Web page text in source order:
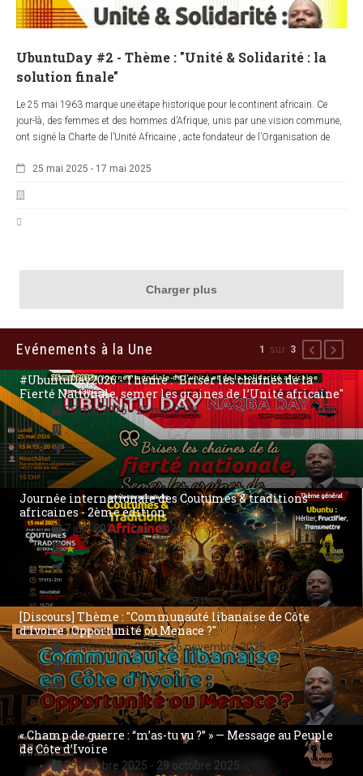
UbuntuDay #2 - Thème : "Unité & Solidarité : la
solution finale"
Le 25 mai 1963 marque une étape historique pour le continent africain. Ce
jour-là, des femmes et des hommes d’Afrique, unis par une vision commune,
ont signé la Charte de l’Unité Africaine , acte fondateur de l’Organisation de
conscience collective, a jeté les bases d’un cadre institutionnel essentiel pour
coordonner les efforts des nations africaines face aux défis communs et
réaliser les aspirations profondes de leurs peuples. En hommage à cet
événement fondateur, des membres de la diaspora africaine, inspirés par des
à la solidarité et à la libération du continent.
25 mai 2025 - 17 mai 2025
Charger plus
Evénements à la Une
Message à la Côte d'Ivoire : "Un jour nouveau va se lever
sur notre pays"
22 octobre 2025-22 octobre 2025
[Discours] Thème :"République Démocratique du Congo :
Briser le cycle d'une malédiction africaine"
8 octobre 2025-8 octobre 2025
[Discours] Thème : ''#UNGA80 : Construire un monde
meilleur...sans passer par une troisième guerre
mondiale ''
3 octobre 2025-3 octobre 2025
Nouvel An Kamit 6262 - Thème : "Vérité, Justice &
Réparations : Pour que ta volonté soit faite sur cette terre
comme au ciel"
3 août 2025-3 août 2025
1 sur 3 Précédent